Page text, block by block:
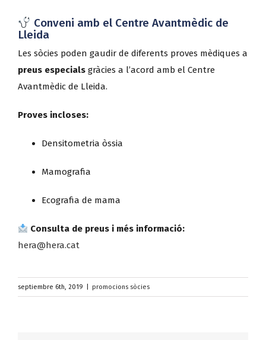
Conveni amb el Centre Avantmèdic de
Lleida
Les sòcies poden gaudir de diferents proves mèdiques a
preus especials gràcies a l’acord amb el Centre
Avantmèdic de Lleida.
Proves incloses:
Densitometria òssia
Mamografia
Ecografia de mama
Consulta de preus i més informació:
hera@hera.cat
septiembre 6th, 2019 promocions sòcies